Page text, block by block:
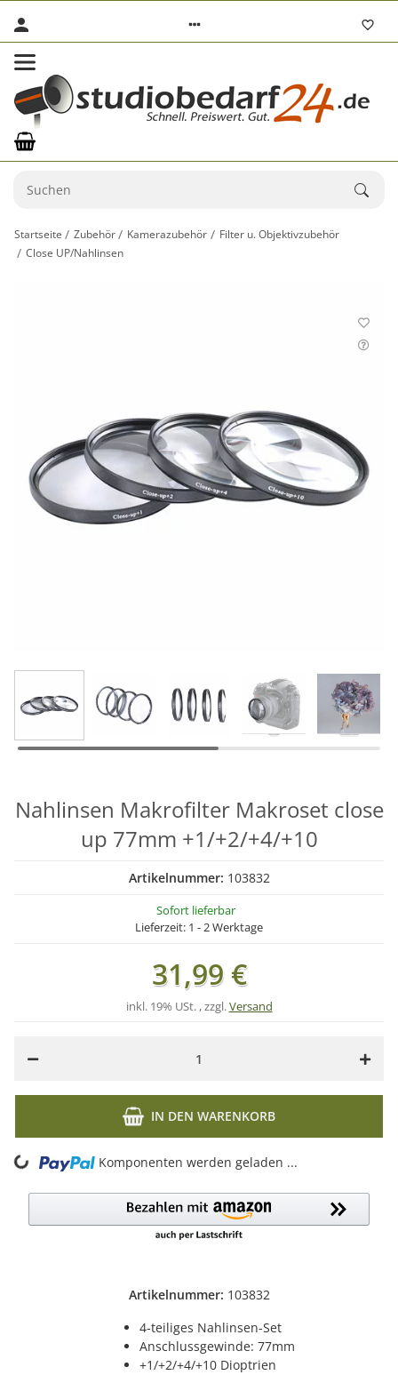
Startseite Zubehör Kamerazubehör
Filter u. Objektivzubehör
Close UP/Nahlinsen
Artikelnummer: 103832
4-teiliges Nahlinsen-Set
Anschlussgewinde: 77mm
+1/+2/+4/+10 Dioptrien
Nahlinsen Makrofilter Makroset close
up 77mm +1/+2/+4/+10
Artikelnummer: 103832
Sofort lieferbar
Lieferzeit: 1 - 2 Werktage
31,99 €
inkl. 19% USt. , zzgl.Versand
IN DEN WARENKORB
Komponenten werden geladen ...